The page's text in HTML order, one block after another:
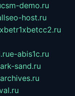
csm-demo.ru
host.ru
e-abis1c.ru
sand.ru